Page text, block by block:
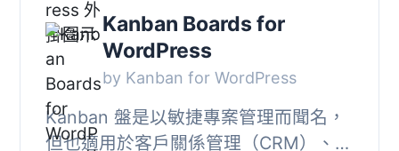
Kanban Boards for
WordPress
by Kanban for WordPress
Kanban 盤是以敏捷專案管理而聞名，
但也適用於客戶關係管理（CRM）、銷